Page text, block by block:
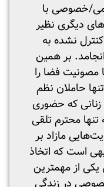
خصوصی با
دیگری نظیر
نشده به
بر همین
فضا را
حاملان نظم
زنانی که حضوری
محترم تلقی
مازاد بر
است که اتخاذ
از مهمترین
در زندگی